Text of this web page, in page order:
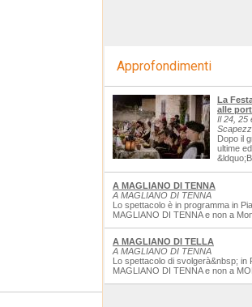
Approfondimenti
La
alle
Il 24, 25
Dopo il
ultime
A MAGLIANO DI TENNA
A MAGLIANO DI TENNA
Lo spettacolo è in programma in
MAGLIANO DI TENNA e non a
A MAGLIANO DI TELLA
A MAGLIANO DI TENNA
Lo spettacolo di svolgerà&nbsp; in
MAGLIANO DI TENNA e non a